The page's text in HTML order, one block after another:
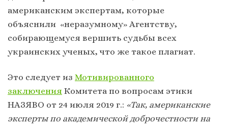
американским экспертам, которые
объяснили «неразумному» Агентству,
собирающемуся вершить судьбы всех
украинских ученых, что же такое плагиат.
Это следует из Мотивированного
заключения Комитета по вопросам этики
НАЗЯВО от 24 июля 2019 г.: «Так, американские
эксперты по академической доброчестности на